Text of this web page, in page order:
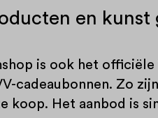
en kunst
is ook het
cadeaubonnen. Zo
koop. Het aanbod is